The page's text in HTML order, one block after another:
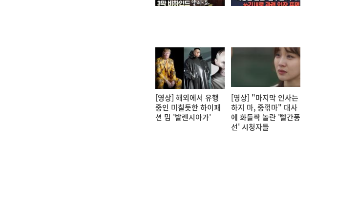
[영상] 해외에서 유행
중인 미칠듯한 하이패
션 밈 '발렌시아가'
[영상] "마지막 인사는
하지 마, 중꺾마" 대사
에 화들짝 놀란 '빨간풍
선' 시청자들